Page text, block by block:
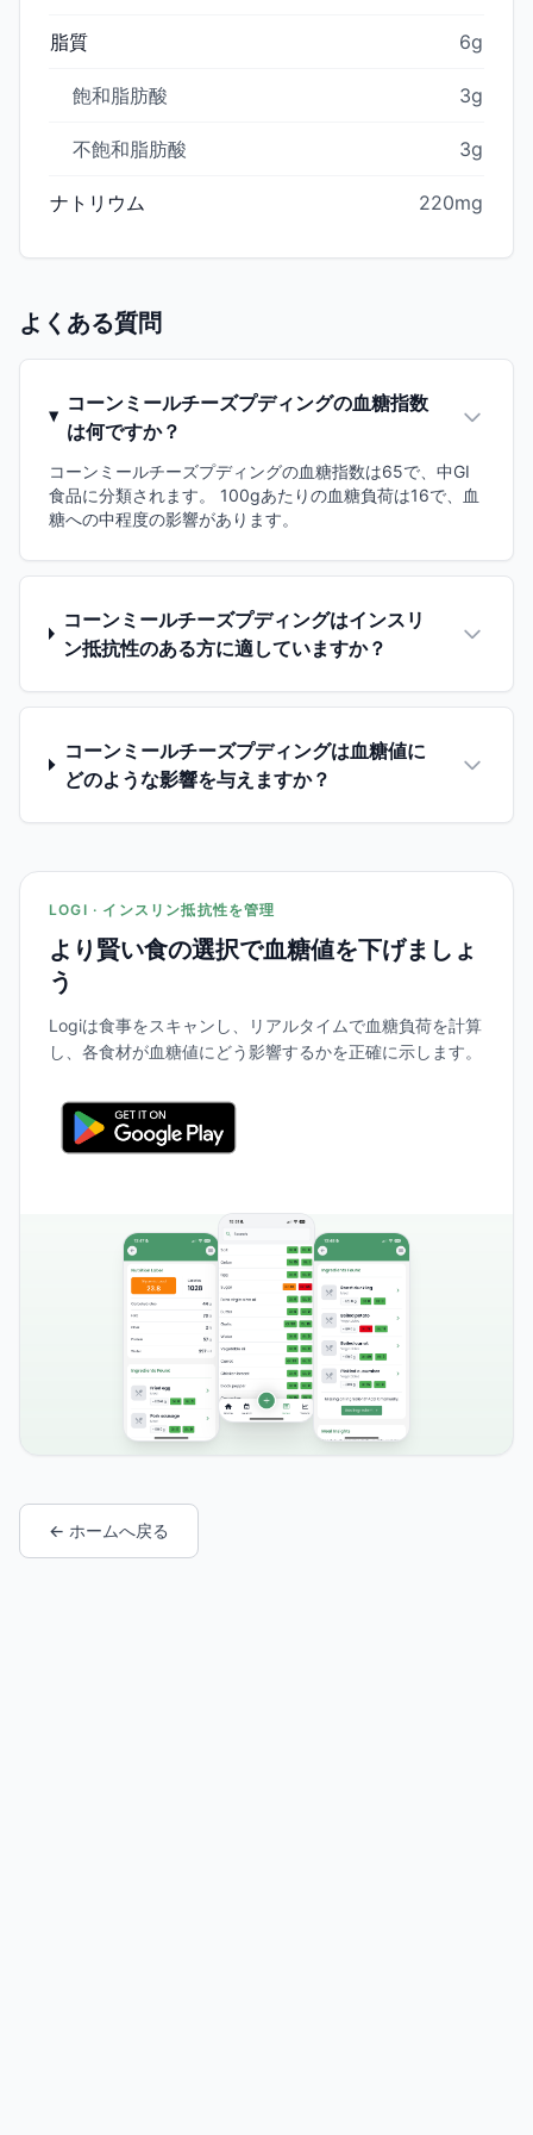
脂質 6g
飽和脂肪酸 3g
不飽和脂肪酸 3g
ナトリウム 220mg
よくある質問
コーンミールチーズプディングの血糖指数
は何ですか？
コーンミールチーズプディングの血糖指数は65で、中GI
食品に分類されます。 100gあたりの血糖負荷は16で、血
糖への中程度の影響があります。
コーンミールチーズプディングはインスリ
ン抵抗性のある方に適していますか？
コーンミールチーズプディングは血糖値に
どのような影響を与えますか？
LOGI · インスリン抵抗性を管理
より賢い食の選択で血糖値を下げましょ
う
Logiは食事をスキャンし、リアルタイムで血糖負荷を計算
し、各食材が血糖値にどう影響するかを正確に示します。
← ホームへ戻る